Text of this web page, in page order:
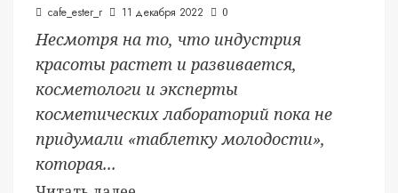
cafe_ester_r 11 декабря 2022 0
Несмотря на то, что индустрия
красоты растет и развивается,
косметологи и эксперты
косметических лабораторий пока не
придумали «таблетку молодости»,
которая...